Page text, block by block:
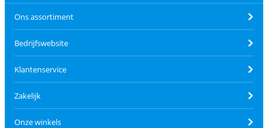
Ons assortiment
Bedrijfswebsite
Klantenservice
Zakelijk
Onze winkels